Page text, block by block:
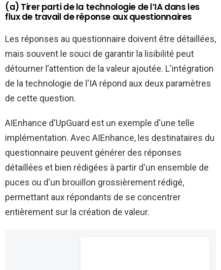
(a) Tirer parti de la technologie de l’IA dans les
flux de travail de réponse aux questionnaires
Les réponses au questionnaire doivent être détaillées,
mais souvent le souci de garantir la lisibilité peut
détourner l’attention de la valeur ajoutée. L'intégration
de la technologie de l'IA répond aux deux paramètres
de cette question.
AIEnhance d'UpGuard est un exemple d'une telle
implémentation. Avec AIEnhance, les destinataires du
questionnaire peuvent générer des réponses
détaillées et bien rédigées à partir d'un ensemble de
puces ou d'un brouillon grossièrement rédigé,
permettant aux répondants de se concentrer
entièrement sur la création de valeur.